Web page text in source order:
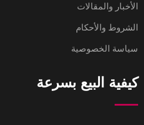
الأخبار والمقالات
الشروط والأحكام
سياسة الخصوصية
كيفية البيع بسرعة